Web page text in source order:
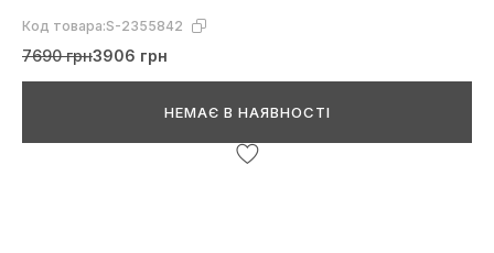
Код товара:S-2355842
7690 грн3906 грн
НЕМАЄ В НАЯВНОСТІ